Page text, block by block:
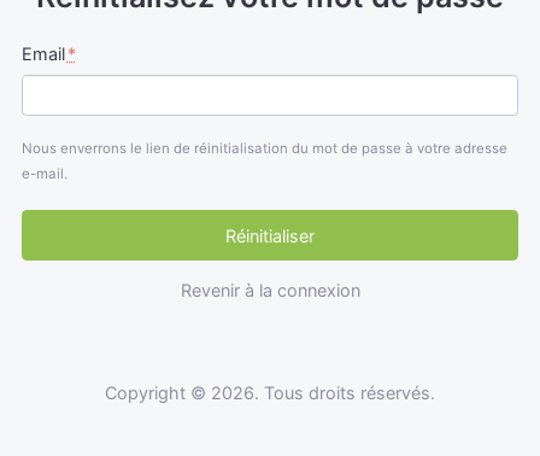
Email*
Nous enverrons le lien de réinitialisation du mot de passe à votre adresse
e-mail.
Réinitialiser
Revenir à la connexion
Copyright © 2026. Tous droits réservés.